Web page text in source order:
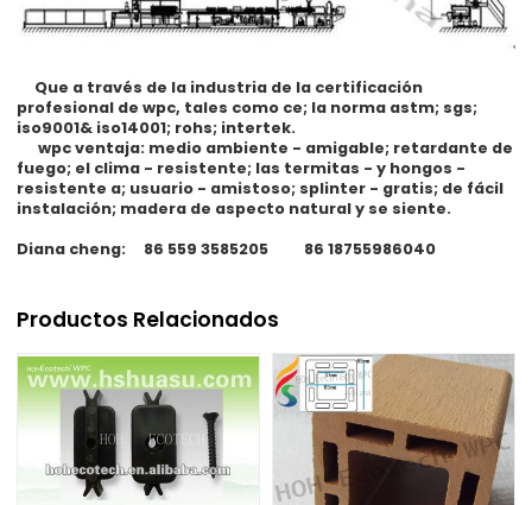
Que a través de la industria de la certificación
profesional de wpc, tales como ce; la norma astm; sgs;
iso9001& iso14001; rohs; intertek.
wpc ventaja: medio ambiente - amigable; retardante de
fuego; el clima - resistente; las termitas - y hongos -
resistente a; usuario - amistoso; splinter - gratis; de fácil
instalación; madera de aspecto natural y se siente.
Diana cheng: 86 559 3585205 86 18755986040
Productos Relacionados